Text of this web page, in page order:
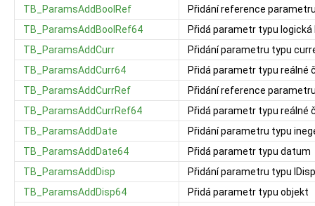
TB_ParamsAddBoolRef
Přidání reference
TB_ParamsAddBoolRef64
Přidá parametr typu
TB_ParamsAddCurr
Přidání parametru typu
TB_ParamsAddCurr64
Přidá parametr typu reálné
TB_ParamsAddCurrRef
Přidání reference
TB_ParamsAddCurrRef64
Přidá parametr typu reálné
TB_ParamsAddDate
Přidání parametru typu
TB_ParamsAddDate64
Přidá parametr typu datum
TB_ParamsAddDisp
Přidání parametru typu
TB_ParamsAddDisp64
Přidá parametr typu objekt